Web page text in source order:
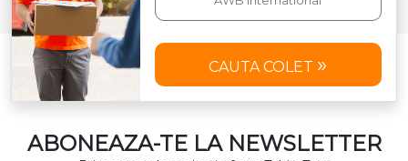
CAUTA COLET
ABONEAZA-TE LA NEWSLETTER